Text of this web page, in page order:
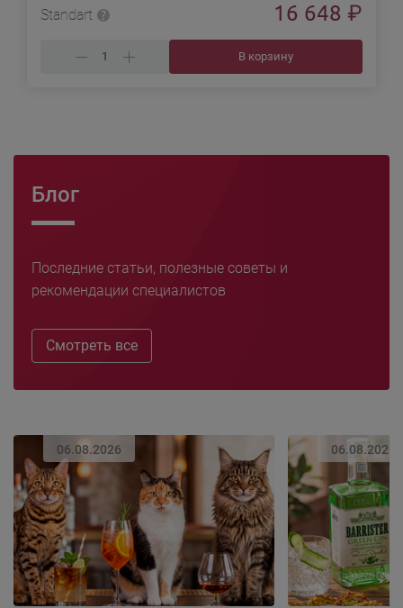
Standart 16 648 ₽
В корзину
Блог
Последние статьи, полезные советы и
рекомендации специалистов
Смотреть все
06.08.2026 06.08.2026